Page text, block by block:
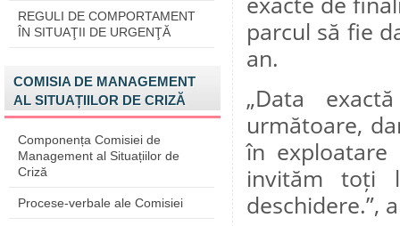
REGULI DE COMPORTAMENT
ÎN SITUAŢII DE URGENŢĂ
COMISIA DE MANAGEMENT
AL SITUAȚIILOR DE CRIZĂ
Componența Comisiei de
Management al Situațiilor de
Criză
Procese-verbale ale Comisiei
parcul să fie
an.
„Data
următoare,
în
invităm toți
deschidere.”,